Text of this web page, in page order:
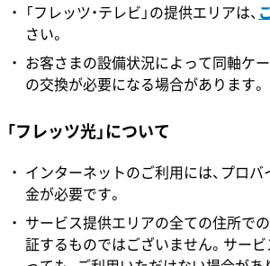
「フレッツ・テレビ」の提供エリアは、
さい。
お客さまの設備状況によって同軸ケ
の交換が必要になる場合があります。
「フレッツ光」について
インターネットのご利用には、プロバ
金が必要です。
サービス提供エリアの全ての住所で
証するものではございません。サー